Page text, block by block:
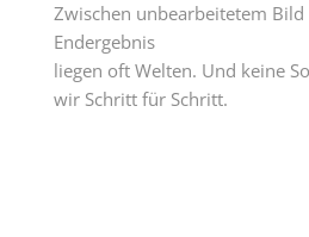
Zwischen unbearbeitetem
Endergebnis
liegen oft Welten. Und keine
wir Schritt für Schritt.